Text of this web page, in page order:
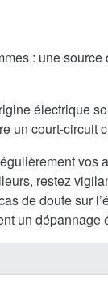
: une
électrique
un court-circuit
vos
restez
de doute sur
un dépannage